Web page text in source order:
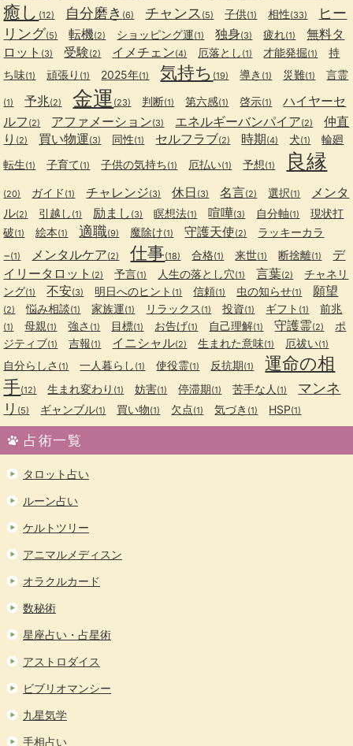
癒し (12) 自分磨き (6) チャンス (5) 子供(1) 相性(33)
ヒー
リング(5) 転機(2) ショッピング運(1) 独身(3) 疲れ(1)
無料タ
ロット (3) 受験(2) イメチェン(4) 厄落とし (1) 才能発掘(1)
持
ち味(1) 頑張り (1) 2025年(1) 気持ち (19) 導き (1) 災難(1) 言霊
(1) 予兆(2) 金運 (23) 判断(1) 第六感(1) 啓示(1)
ハイヤーセ
ルフ (2) アファメーション(3) エネルギーバンパイア(2)
仲直
り (2) 買い物運(3) 同性(1) セルフラブ(2) 時期(4) 犬(1)
輪廻
転生(1) 子育て(1) 子供の気持ち(1) 厄払い(1) 予想(1) 良縁
(20) ガイド (1) チャレンジ(3) 休日 (3) 名言(2) 選択(1)
メンタ
ル(2) 引越し (1) 励まし (3) 瞑想法(1) 喧嘩(3) 自分軸(1)
現状打
破(1) 絵本(1) 適職(9) 魔除け(1) 守護天使(2)
ラッキーカラ
−(1) メンタルケア(2) 仕事(18) 合格(1) 来世(1) 断捨離(1)
デ
イリータロット (2) 予言(1) 人生の落とし穴(1) 言葉(2)
チャネリ
ング(1) 不安(3) 明日へのヒント (1) 信頼(1) 虫の知らせ(1) 願望
(2) 悩み相談(1) 家族運(1) リラックス (1) 投資(1) ギフト (1) 前兆
(1) 母親(1) 強さ (1) 目標(1) お告げ(1) 自己理解(1) 守護霊(2)
ポ
ジティブ(1) 吉報(1) イニシャル(2) 生まれた意味(1) 厄祓い(1)
自分らしさ (1) 一人暮らし (1) 使役霊(1) 反抗期(1)
運命の相
手(12) 生まれ変わり (1) 妨害(1) 停滞期(1) 苦手な人 (1)
マンネ
リ (5) ギャンブル(1) 買い物(1) 欠点(1) 気づき (1) HSP(1)
占術一覧
タロット占い
ルーン占い
ケルトツリー
アニマルメディスン
オラクルカード
数秘術
星座占い・占星術
アストロダイス
ビブリオマンシー
九星気学
手相占い